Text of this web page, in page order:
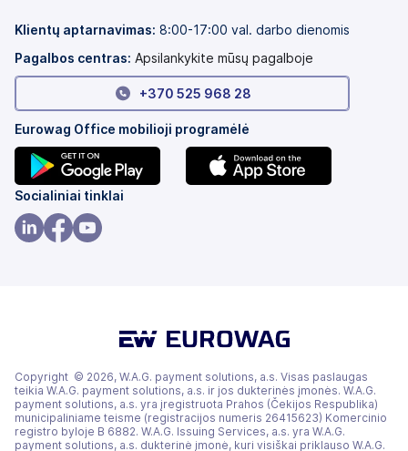
Klientų aptarnavimas: 8:00-17:00 val. darbo dienomis
Pagalbos centras: Apsilankykite mūsų pagalboje
+370 525 968 28
Eurowag Office mobilioji programėlė
(atsidaro
naujame
skirtuke)
Socialiniai tinklai
Copyright © 2026, W.A.G. payment solutions, a.s. Visas paslaugas
teikia W.A.G. payment solutions, a.s. ir jos dukterinės įmonės. W.A.G.
payment solutions, a.s. yra įregistruota Prahos (Čekijos Respublika)
municipaliniame teisme (registracijos numeris 26415623) Komercinio
registro byloje B 6882. W.A.G. Issuing Services, a.s. yra W.A.G.
payment solutions, a.s. dukterinė įmonė, kuri visiškai priklauso W.A.G.